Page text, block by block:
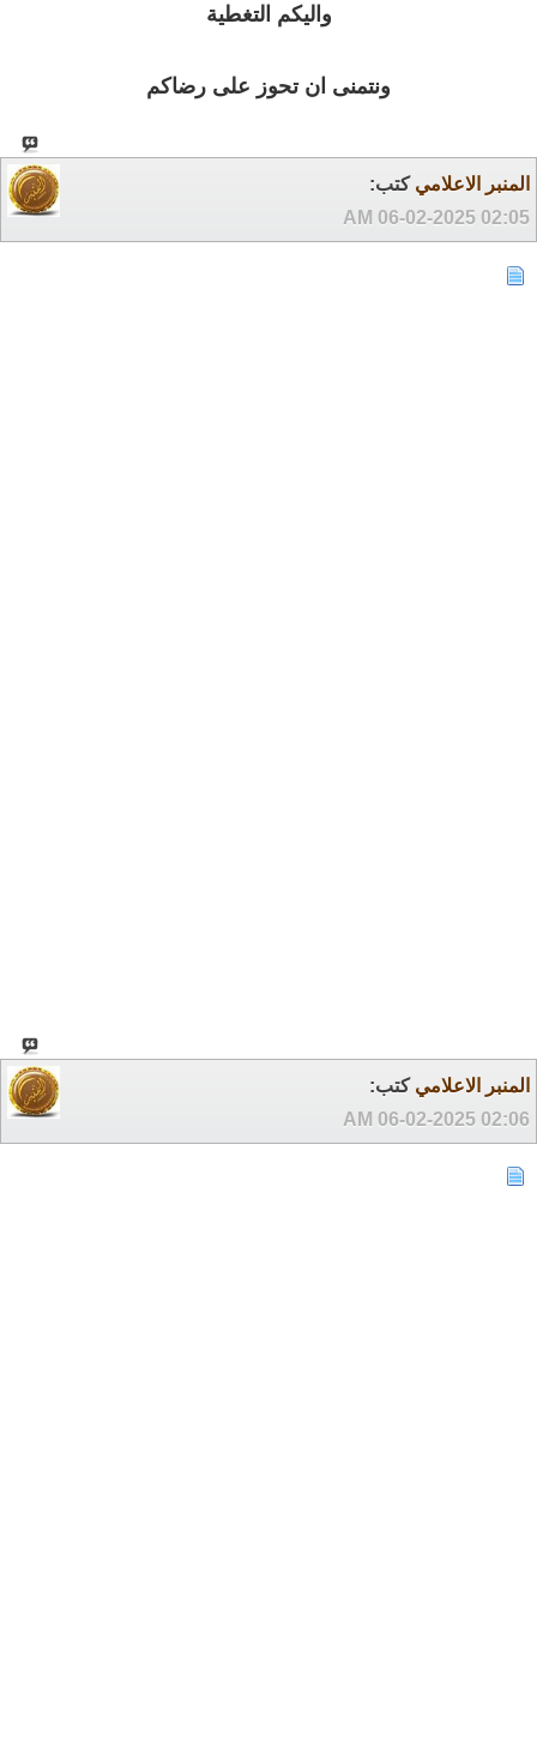
واليكم التغطية
ونتمنى ان تحوز على رضاكم
المنبر الاعلامي كتب:
06-02-2025 02:05 AM
المنبر الاعلامي كتب:
06-02-2025 02:06 AM